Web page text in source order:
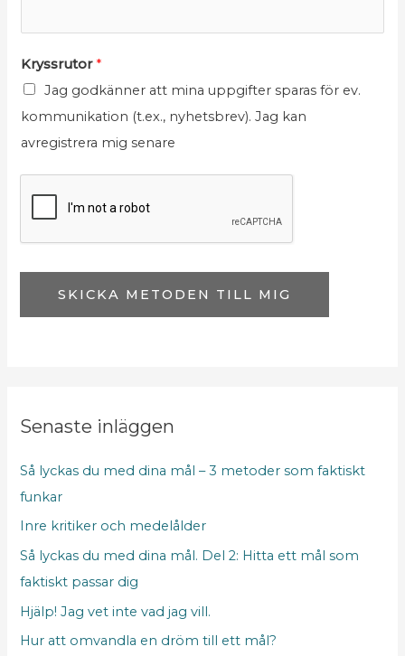
s
n
a
s
u
E
p
o
s
t
Kryssrutor *
Jag godkänner att mina uppgifter sparas för ev.
kommunikation (t.ex., nyhetsbrev). Jag kan
avregistrera mig senare
SKICKA METODEN TILL MIG
Senaste inläggen
Så lyckas du med dina mål – 3 metoder som faktiskt
funkar
Inre kritiker och medelålder
Så lyckas du med dina mål. Del 2: Hitta ett mål som
faktiskt passar dig
Hjälp! Jag vet inte vad jag vill.
Hur att omvandla en dröm till ett mål?